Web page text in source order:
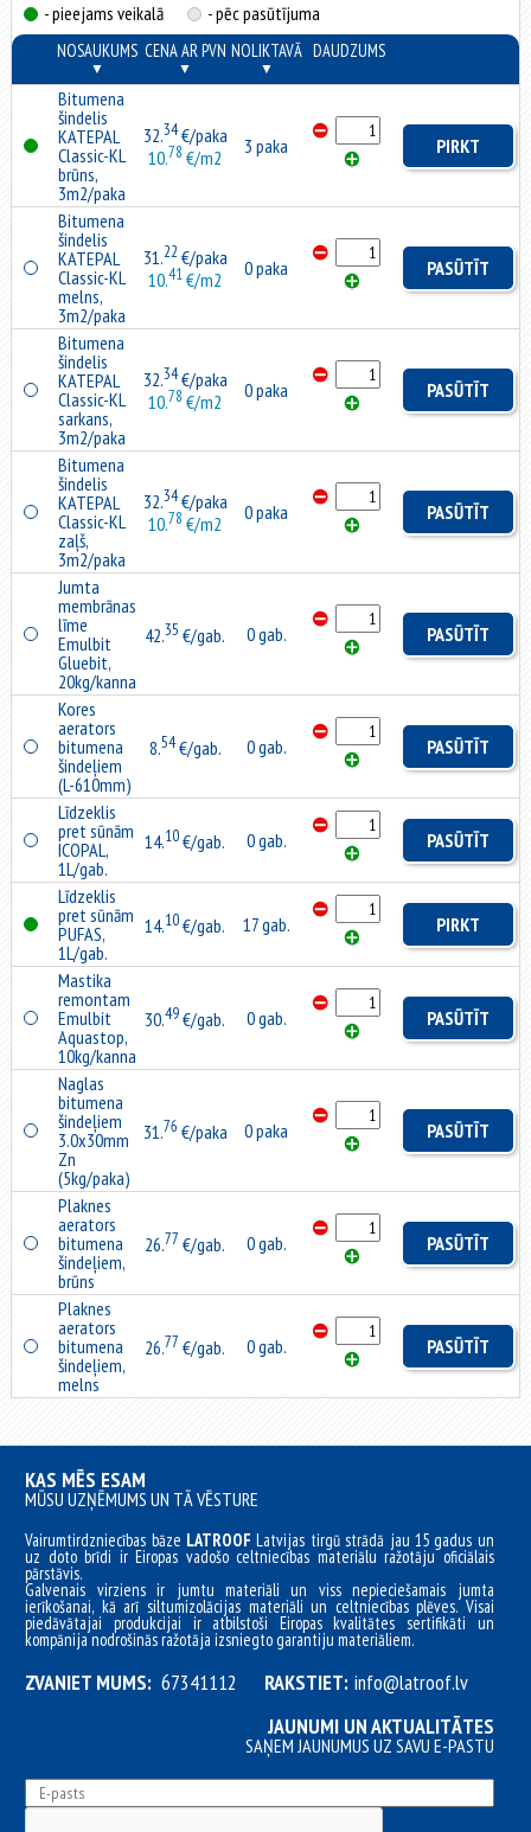
- pieejams veikalā
- pēc pasūtījuma
NOSAUKUMS
▼
CENA AR PVN
▼
NOLIKTAVĀ
▼
DAUDZUMS
Bitumena
šindelis
KATEPAL
Classic-KL
brūns,
3m2/paka
32.34€/paka
10.78 €/m2
3 paka PIRKT
Bitumena
šindelis
KATEPAL
Classic-KL
melns,
3m2/paka
31.22€/paka
10.41€/m2
0 paka PASŪTĪT
Bitumena
šindelis
KATEPAL
Classic-KL
sarkans,
3m2/paka
32.34€/paka
10.78 €/m2
0 paka PASŪTĪT
Bitumena
šindelis
KATEPAL
Classic-KL
zaļš,
3m2/paka
32.34€/paka
10.78 €/m2
0 paka PASŪTĪT
Jumta
membrānas
līme
Emulbit
Gluebit,
20kg/kanna
42.35 €/gab. 0 gab. PASŪTĪT
Kores
aerators
bitumena
šindeļiem
(L-610mm)
8.54€/gab. 0 gab. PASŪTĪT
Līdzeklis
pret sūnām
ICOPAL,
1L/gab.
14.10€/gab. 0 gab. PASŪTĪT
Līdzeklis
pret sūnām
PUFAS,
1L/gab.
14.10€/gab. 17 gab. PIRKT
Mastika
remontam
Emulbit
Aquastop,
10kg/kanna
30.49€/gab. 0 gab. PASŪTĪT
Naglas
bitumena
šindeļiem
3.0x30mm
Zn
(5kg/paka)
31.76 €/paka 0 paka PASŪTĪT
Plaknes
aerators
bitumena
šindeļiem,
brūns
26.77 €/gab. 0 gab. PASŪTĪT
Plaknes
aerators
bitumena
šindeļiem,
melns
26.77 €/gab. 0 gab. PASŪTĪT
KAS MĒS ESAM
MŪSU UZŅĒMUMS UN TĀ VĒSTURE
Vairumtirdzniecības bāze LATROOFLatvijas tirgū strādā jau 15 gadus un
uz doto brīdi ir Eiropas vadošo celtniecības materiālu ražotāju oficiālais
pārstāvis.
Galvenais virziens ir jumtu materiāli un viss nepieciešamais jumta
ierīkošanai, kā arī siltumizolācijas materiāli un celtniecības plēves. Visai
piedāvātajai produkcijai ir atbilstoši Eiropas kvalitātes sertifikāti un
kompānija nodrošinās ražotāja izsniegto garantiju materiāliem.
ZVANIET MUMS: 67341112 RAKSTIET: info@latroof.lv
JAUNUMI UN AKTUALITĀTES
SAŅEM JAUNUMUS UZ SAVU E-PASTU